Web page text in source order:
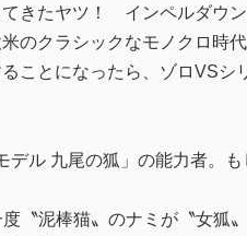
きたヤツ！ インペルダウ
のクラシックなモノクロ時
ことになったら、ゾロVS
デル 九尾の狐」の能力者。
度〝泥棒猫〟のナミが〝女